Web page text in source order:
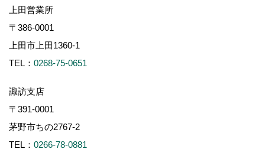
上田営業所
〒386-0001
上田市上田1360-1
TEL： 0268-75-0651
諏訪支店
〒391-0001
茅野市ちの2767-2
TEL： 0266-78-0881